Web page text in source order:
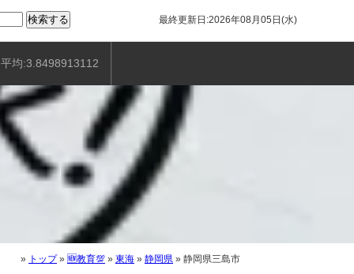
最終更新日:2026年08月05日(水)
平均:3.8498913112
» トップ» 🆕教育💯 » 東海 » 静岡県 » 静岡県三島市